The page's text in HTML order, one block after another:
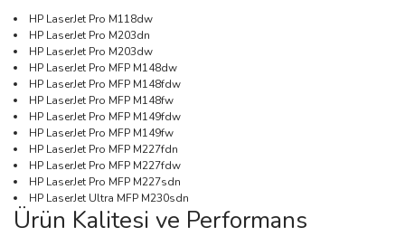
HP LaserJet Pro M118dw
HP LaserJet Pro M203dn
HP LaserJet Pro M203dw
HP LaserJet Pro MFP M148dw
HP LaserJet Pro MFP M148fdw
HP LaserJet Pro MFP M148fw
HP LaserJet Pro MFP M149fdw
HP LaserJet Pro MFP M149fw
HP LaserJet Pro MFP M227fdn
HP LaserJet Pro MFP M227fdw
HP LaserJet Pro MFP M227sdn
HP LaserJet Ultra MFP M230sdn
Ürün Kalitesi ve Performans